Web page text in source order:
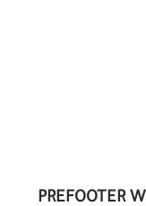
PREFOOTER